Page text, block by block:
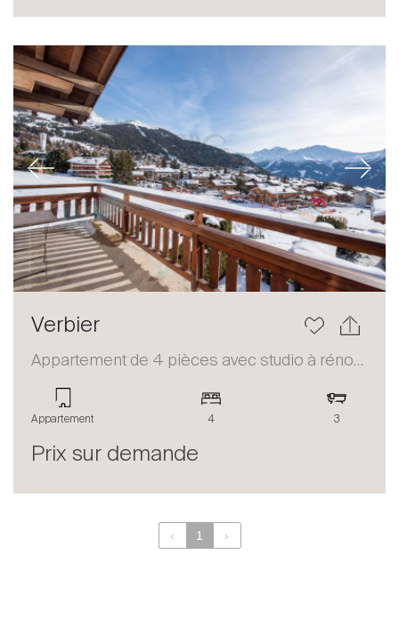
International
Vendre
Contacter
Le blog
Previous Next
Verbier
Appartement de 4 pièces avec studio à rénover
Appartement 4 3
Prix sur demande
‹ 1 ›